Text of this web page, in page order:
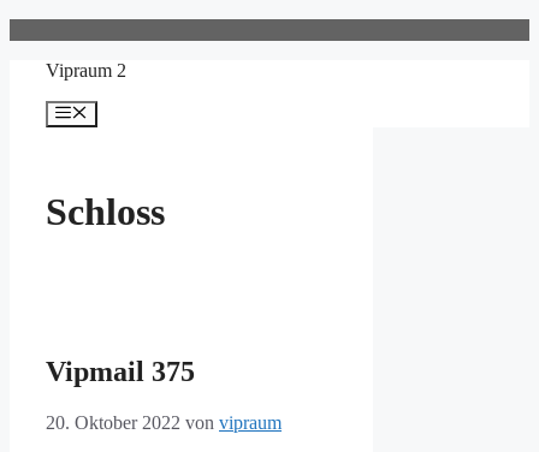
springenVipraum 2
Menü
Schloss
Vipmail 375
20. Oktober 2022 von vipraum